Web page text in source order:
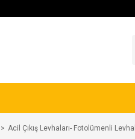
Acil Çıkış Levhaları- Fotolümenli